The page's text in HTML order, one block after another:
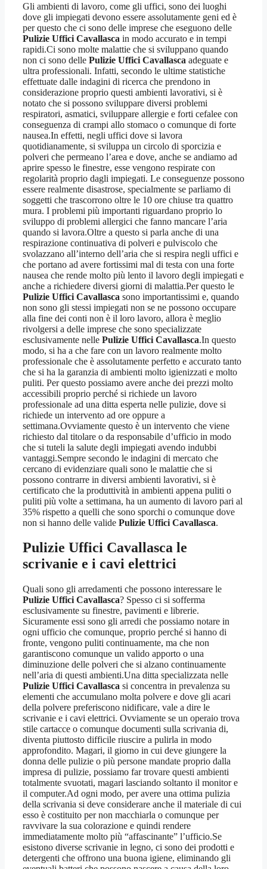
Gli ambienti di lavoro, come gli uffici, sono dei luoghi
dove gli impiegati devono essere assolutamente geni ed è
per questo che ci sono delle imprese che eseguono delle
Pulizie Uffici Cavallasca in modo accurato e in tempi
rapidi.Ci sono molte malattie che si sviluppano quando
non ci sono delle Pulizie Uffici Cavallasca adeguate e
ultra professionali. Infatti, secondo le ultime statistiche
effettuate dalle indagini di ricerca che prendono in
considerazione proprio questi ambienti lavorativi, si è
notato che si possono sviluppare diversi problemi
respiratori, asmatici, sviluppare allergie e forti cefalee con
conseguenza di crampi allo stomaco o comunque di forte
nausea.In effetti, negli uffici dove si lavora
quotidianamente, si sviluppa un circolo di sporcizia e
polveri che permeano l’area e dove, anche se andiamo ad
aprire spesso le finestre, esse vengono respirate con
regolarità proprio dagli impiegati. Le conseguenze possono
essere realmente disastrose, specialmente se parliamo di
soggetti che trascorrono oltre le 10 ore chiuse tra quattro
mura. I problemi più importanti riguardano proprio lo
sviluppo di problemi allergici che fanno mancare l’aria
quando si lavora.Oltre a questo si parla anche di una
respirazione continuativa di polveri e pulviscolo che
svolazzano all’interno dell’aria che si respira negli uffici e
che portano ad avere fortissimi mal di testa con una forte
nausea che rende molto più lento il lavoro degli impiegati e
anche a richiedere diversi giorni di malattia.Per questo le
Pulizie Uffici Cavallasca sono importantissimi e, quando
non sono gli stessi impiegati non se ne possono occupare
alla fine dei conti non è il loro lavoro, allora è meglio
rivolgersi a delle imprese che sono specializzate
esclusivamente nelle Pulizie Uffici Cavallasca.In questo
modo, si ha a che fare con un lavoro realmente molto
professionale che è assolutamente perfetto e accurato tanto
che si ha la garanzia di ambienti molto igienizzati e molto
puliti. Per questo possiamo avere anche dei prezzi molto
accessibili proprio perché si richiede un lavoro
professionale ad una ditta esperta nelle pulizie, dove si
richiede un intervento ad ore oppure a
settimana.Ovviamente questo è un intervento che viene
richiesto dal titolare o da responsabile d’ufficio in modo
che si tuteli la salute degli impiegati avendo indubbi
vantaggi.Sempre secondo le indagini di mercato che
cercano di evidenziare quali sono le malattie che si
possono contrarre in diversi ambienti lavorativi, si è
certificato che la produttività in ambienti appena puliti o
puliti più volte a settimana, ha un aumento di lavoro pari al
35% rispetto a quelli che sono sporchi o comunque dove
non si hanno delle valide Pulizie Uffici Cavallasca.
Pulizie Uffici Cavallasca le
scrivanie e i cavi elettrici
Quali sono gli arredamenti che possono interessare le
Pulizie Uffici Cavallasca? Spesso ci si sofferma
esclusivamente su finestre, pavimenti e librerie.
Sicuramente essi sono gli arredi che possiamo notare in
ogni ufficio che comunque, proprio perché si hanno di
fronte, vengono puliti continuamente, ma che non
garantiscono comunque un valido apporto o una
diminuzione delle polveri che si alzano continuamente
nell’aria di questi ambienti.Una ditta specializzata nelle
Pulizie Uffici Cavallasca si concentra in prevalenza su
elementi che accumulano molta polvere e dove gli acari
della polvere preferiscono nidificare, vale a dire le
scrivanie e i cavi elettrici. Ovviamente se un operaio trova
stile cartacce o comunque documenti sulla scrivania di,
diventa piuttosto difficile riuscire a pulirla in modo
approfondito. Magari, il giorno in cui deve giungere la
donna delle pulizie o più persone mandate proprio dalla
impresa di pulizie, possiamo far trovare questi ambienti
totalmente svuotati, magari lasciando soltanto il monitor e
il computer.Ad ogni modo, per avere una ottima pulizia
della scrivania si deve considerare anche il materiale di cui
esso è costituito per non macchiarla o comunque per
ravvivare la sua colorazione e quindi rendere
immediatamente molto più “affascinante” l’ufficio.Se
esistono diverse scrivanie in legno, ci sono dei prodotti e
detergenti che offrono una buona igiene, eliminando gli